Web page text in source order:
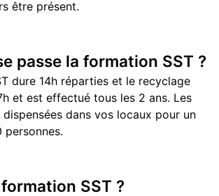
être présent.
passe la formation SST ?
dure 14h réparties et le recyclage
et est effectué tous les 2 ans. Les
dans vos locaux pour un
SST ?